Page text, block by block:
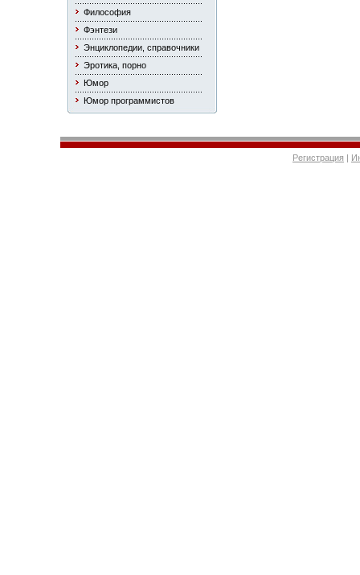
Философия
Фэнтези
Энциклопедии, справочники
Эротика, порно
Юмор
Юмор программистов
Регистрация |